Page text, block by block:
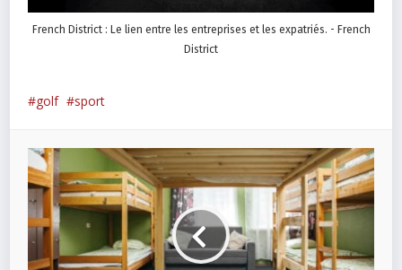
French District : Le lien entre les entreprises et les expatriés. - French
District
golf sport